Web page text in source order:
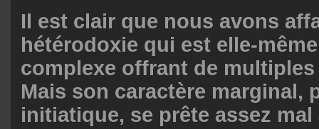
Il est clair que nous avons
hétérodoxie qui est elle-
complexe offrant de
Mais son caractère marginal,
initiatique, se prête assez mal